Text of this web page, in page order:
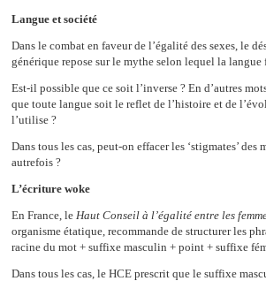
Langue et société
Dans le combat en faveur de l’égalité des sexes, le
générique repose sur le mythe selon lequel la langue
Est-il possible que ce soit l’inverse ? En d’autres
que toute langue soit le reflet de l’histoire et de
l’utilise ?
Dans tous les cas, peut-on effacer les ‘stigmates’
autrefois ?
L’écriture woke
En France, le Haut Conseil à l’égalité entre les
organisme étatique, recommande de structurer les
racine du mot + suffixe masculin + point + suffixe
Dans tous les cas, le HCE prescrit que le suffixe